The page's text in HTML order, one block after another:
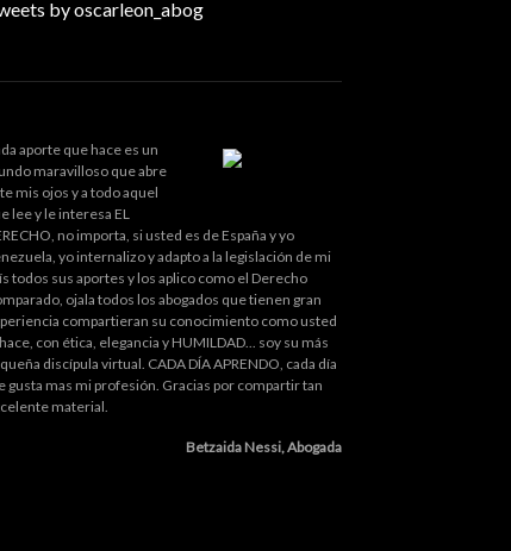
by oscarleon_abog
aporte que hace es un
maravilloso que abre
mis ojos y a todo aquel
lee y le interesa EL
no importa, si usted es de España y yo
yo internalizo y adapto a la legislación de mi
todos sus aportes y los aplico como el Derecho
ojala todos los abogados que tienen gran
compartieran su conocimiento como usted
con ética, elegancia y HUMILDAD... soy su más
discípula virtual. CADA DÍA APRENDO, cada día
gusta mas mi profesión. Gracias por compartir tan
material.
Betzaida Nessi, Abogada